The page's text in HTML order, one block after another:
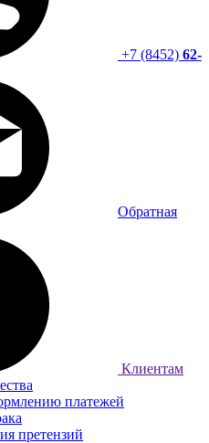
+7 (8452) 62-
Обратная
Клиентам
платежей
претензий